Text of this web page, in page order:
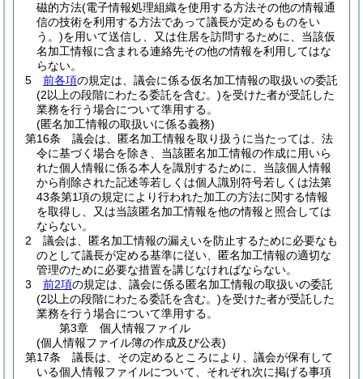
磁的方法(電子情報処理組織を使用する方法その他の情報通
信の技術を利用する方法であって議長が定めるものをい
う。)を用いて送信し、又は住居を訪問するために、当該仮
名加工情報に含まれる連絡先その他の情報を利用してはな
らない。
5
前各項の規定は、議会に係る仮名加工情報の取扱いの委託
(2以上の段階にわたる委託を含む。)を受けた者が受託した
業務を行う場合について準用する。
(匿名加工情報の取扱いに係る義務)
第16条
議会は、匿名加工情報を取り扱うに当たっては、法
令に基づく場合を除き、当該匿名加工情報の作成に用いら
れた個人情報に係る本人を識別するために、当該個人情報
から削除された記述等若しくは個人識別符号若しくは法第
43条第1項の規定により行われた加工の方法に関する情報
を取得し、又は当該匿名加工情報を他の情報と照合しては
ならない。
2
議会は、匿名加工情報の漏えいを防止するために必要なも
のとして議長が定める基準に従い、匿名加工情報の適切な
管理のために必要な措置を講じなければならない。
3
前2項の規定は、議会に係る匿名加工情報の取扱いの委託
(2以上の段階にわたる委託を含む。)を受けた者が受託した
業務を行う場合について準用する。
第3章
個人情報ファイル
(個人情報ファイル簿の作成及び公表)
第17条
議長は、その定めるところにより、議会が保有して
いる個人情報ファイルについて、それぞれ次に掲げる事項